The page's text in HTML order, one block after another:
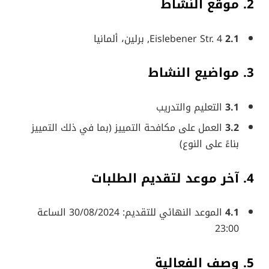
2.1
3. مواضيع النشاط
3.1 التعليم والتدريب
3.2 العمل على مكافحة التمييز (بما في ذلك التمييز
بناءً على النوع)
4. آخر موعد لتقديم الطلبات
4.1
الموعد النهائي للتقديم: 30/08/2024 الساعة
23:00
5. وصف الفعالية